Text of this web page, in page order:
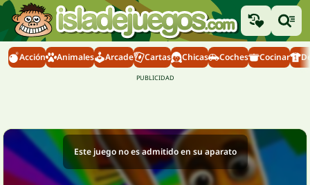
Acción Animales Arcade Cartas Chicas Coches Cocinar
Este juego no es admitido en su aparato